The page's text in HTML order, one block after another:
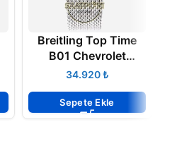
Breitling Top Time
B01 Chevrolet
Corvette 41mm
Super Clone ETA
₺
Sepete Ekle